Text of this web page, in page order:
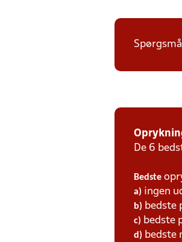
De 6
Bedste
a) ingen
b) bedste
c) bedste
d) bedste